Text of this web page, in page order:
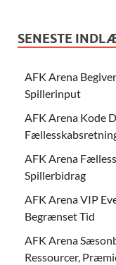
SENESTE
AFK Arena
Spillerinput
AFK Arena Kode
AFK Arena
Spillerbidrag
AFK Arena VIP
Begrænset Tid
AFK Arena
Ressourcer,